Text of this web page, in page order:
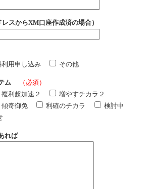
スからXM口座作成済の場合）
利用申し込み その他
ム
（必須）
複利超加速２
増やすチカラ２
傾奇御免 利確のチカラ
検討中
れば